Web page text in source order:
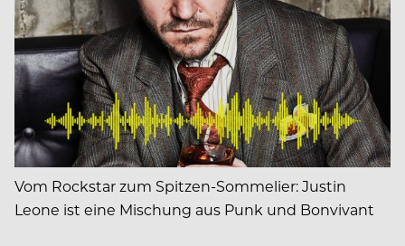
Vom Rockstar zum Spitzen-Sommelier: Justin
Leone ist eine Mischung aus Punk und Bonvivant